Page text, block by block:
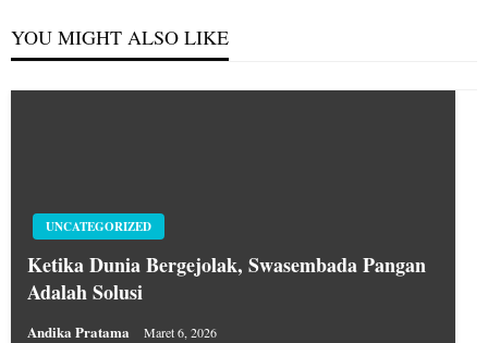
YOU MIGHT ALSO LIKE
UNCATEGORIZED
Ketika Dunia Bergejolak, Swasembada Pangan
Adalah Solusi
Andika Pratama Maret 6, 2026